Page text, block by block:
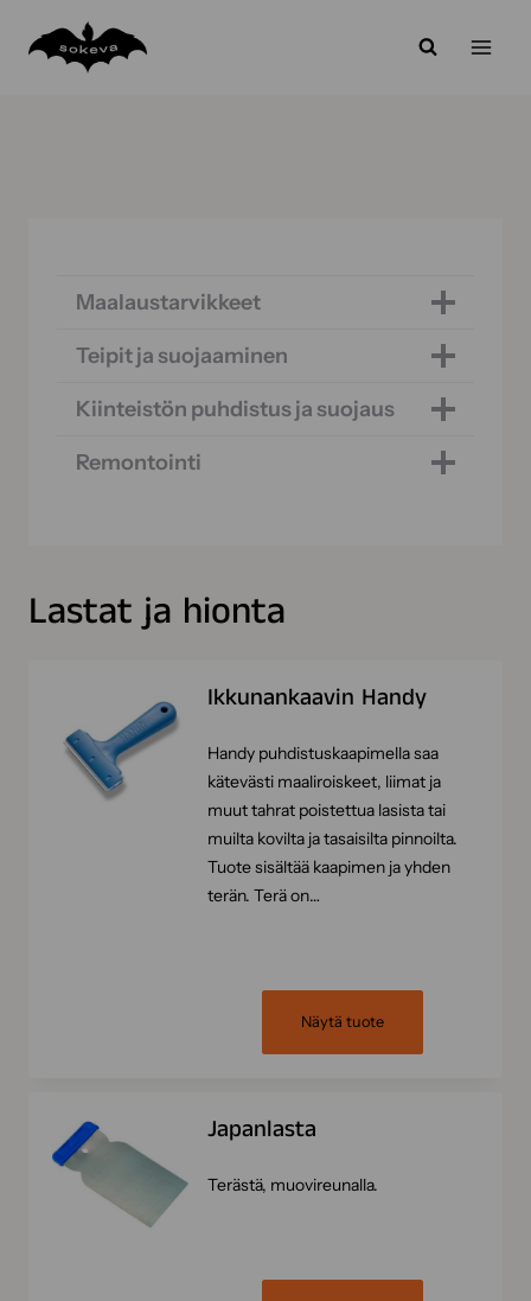
sisältöön
Maalaustarvikkeet
Teipit ja suojaaminen
Kiinteistön puhdistus ja suojaus
Remontointi
Lastat ja hionta
Ikkunankaavin Handy
Handy puhdistuskaapimella saa
kätevästi maaliroiskeet, liimat ja
muut tahrat poistettua lasista tai
muilta kovilta ja tasaisilta pinnoilta.
Tuote sisältää kaapimen ja yhden
terän. Terä on…
Näytä tuote
Japanlasta
Terästä, muovireunalla.